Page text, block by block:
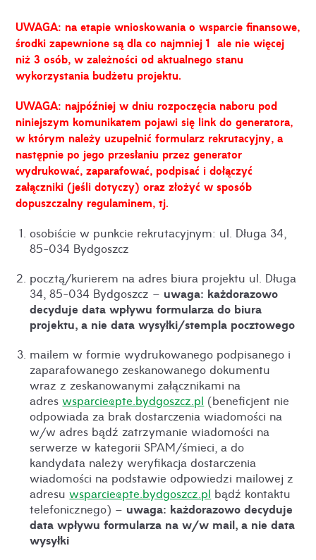
UWAGA: na etapie wnioskowania o wsparcie finansowe,
środki zapewnione są dla co najmniej 1 ale nie więcej
niż 3 osób, w zależności od aktualnego stanu
wykorzystania budżetu projektu.
UWAGA: najpóźniej w dniu rozpoczęcia naboru pod
niniejszym komunikatem pojawi się link do generatora,
w którym należy uzupełnić formularz rekrutacyjny, a
następnie po jego przesłaniu przez generator
wydrukować, zaparafować, podpisać i dołączyć
załączniki (jeśli dotyczy) oraz złożyć w sposób
dopuszczalny regulaminem, tj.
osobiście w punkcie rekrutacyjnym: ul. Długa 34,
85-034 Bydgoszcz
pocztą/kurierem na adres biura projektu ul. Długa
34, 85-034 Bydgoszcz – uwaga: każdorazowo
decyduje data wpływu formularza do biura
projektu, a nie data wysyłki/stempla pocztowego
mailem w formie wydrukowanego podpisanego i
zaparafowanego zeskanowanego dokumentu
wraz z zeskanowanymi załącznikami na
adreswsparcie@pte.bydgoszcz.pl (beneficjent nie
odpowiada za brak dostarczenia wiadomości na
w/w adres bądź zatrzymanie wiadomości na
serwerze w kategorii SPAM/śmieci, a do
kandydata należy weryfikacja dostarczenia
wiadomości na podstawie odpowiedzi mailowej z
adresuwsparcie@pte.bydgoszcz.pl bądź kontaktu
telefonicznego) – uwaga: każdorazowo decyduje
data wpływu formularza na w/w mail, a nie data
wysyłki